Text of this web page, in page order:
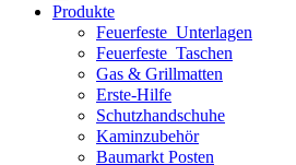
Produkte
Feuerfeste_Unterlagen
Feuerfeste_Taschen
Gas & Grillmatten
Erste-Hilfe
Schutzhandschuhe
Kaminzubehör
Baumarkt Posten